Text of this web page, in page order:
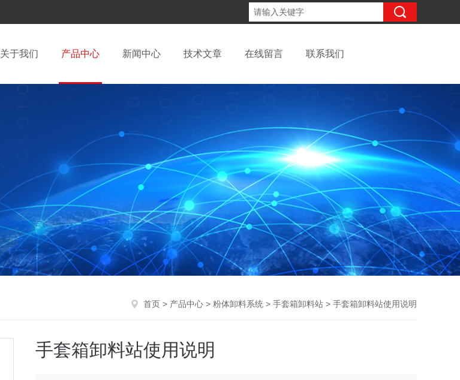
关于我们 产品中心 新闻中心 技术文章 在线留言 联系我们
首页 > 产品中心 > 粉体卸料系统 > 手套箱卸料站 > 手套箱卸料站使用说明
手套箱卸料站使用说明